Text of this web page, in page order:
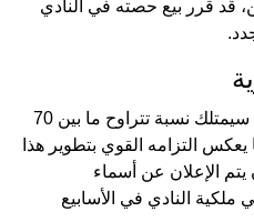
قد قرر بيع حصته في النادي
تشير التقارير إلى أن فينيسيوس سيمتلك نسبة تتراوح ما بين 70
يعكس التزامه القوي بتطوير هذا
يتم الإعلان عن أسماء
ملكية النادي في الأسابيع